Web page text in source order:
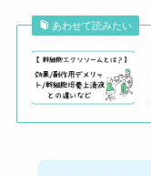
あわせて読みたい